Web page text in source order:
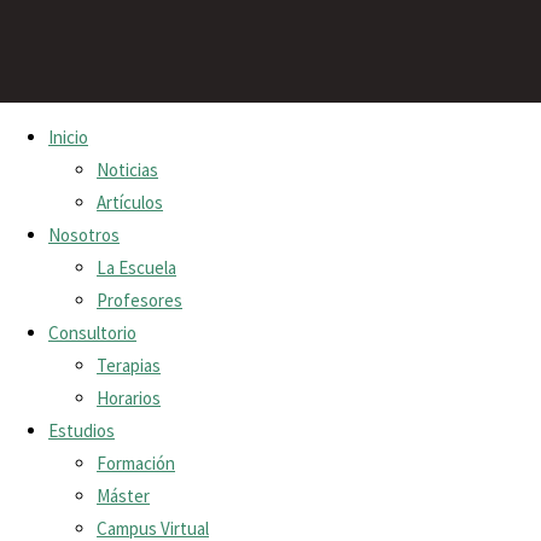
Inicio
Noticias
Artículos
Nosotros
La Escuela
Profesores
Consultorio
Terapias
Horarios
Estudios
Formación
Máster
Campus Virtual
Terapias
Inicio
Terapias
Terapias
ofrecidas
en
nuestro
consultorio:
Escuela Dragón de Jade
Consultas de MTC